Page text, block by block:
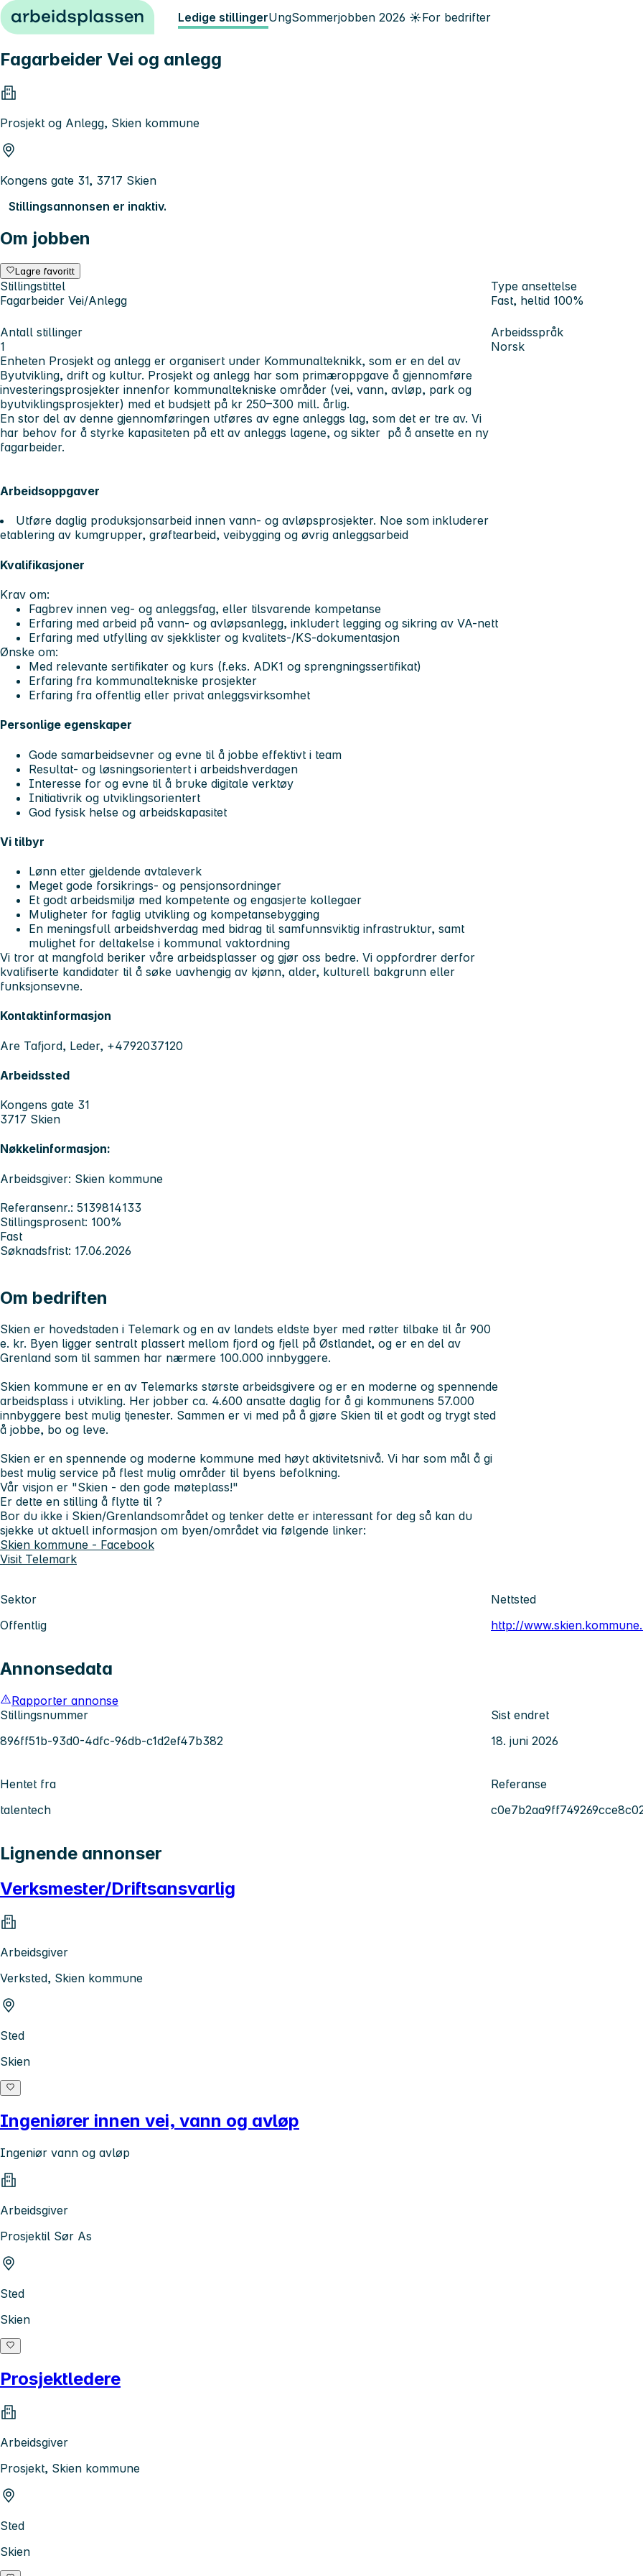
Hopp til innhold Ledige stillingerUngSommerjobben 2026 ☀️For bedrifter
Fagarbeider Vei og anlegg
Prosjekt og Anlegg, Skien kommune
Kongens gate 31, 3717 Skien
Stillingsannonsen er inaktiv.
Om jobben
Lagre favoritt
Stillingstittel
Fagarbeider Vei/Anlegg
Type ansettelse
Fast, heltid 100%
Antall stillinger
1
Arbeidsspråk
Norsk
Enheten Prosjekt og anlegg er organisert under Kommunalteknikk, som er en del av
Byutvikling, drift og kultur. Prosjekt og anlegg har som primæroppgave å gjennomføre
investeringsprosjekter innenfor kommunaltekniske områder (vei, vann, avløp, park og
byutviklingsprosjekter) med et budsjett på kr 250–300 mill. årlig.
En stor del av denne gjennomføringen utføres av egne anleggs lag, som det er tre av. Vi
har behov for å styrke kapasiteten på ett av anleggs lagene, og sikter på å ansette en ny
fagarbeider.
Arbeidsoppgaver
Utføre daglig produksjonsarbeid innen vann- og avløpsprosjekter. Noe som inkluderer
etablering av kumgrupper, grøftearbeid, veibygging og øvrig anleggsarbeid
Kvalifikasjoner
Krav om:
Fagbrev innen veg- og anleggsfag, eller tilsvarende kompetanse
Erfaring med arbeid på vann- og avløpsanlegg, inkludert legging og sikring av VA-nett
Erfaring med utfylling av sjekklister og kvalitets-/KS-dokumentasjon
Ønske om:
Med relevante sertifikater og kurs (f.eks. ADK1 og sprengningssertifikat)
Erfaring fra kommunaltekniske prosjekter
Erfaring fra offentlig eller privat anleggsvirksomhet
Personlige egenskaper
Gode samarbeidsevner og evne til å jobbe effektivt i team
Resultat- og løsningsorientert i arbeidshverdagen
Interesse for og evne til å bruke digitale verktøy
Initiativrik og utviklingsorientert
God fysisk helse og arbeidskapasitet
Vi tilbyr
Lønn etter gjeldende avtaleverk
Meget gode forsikrings- og pensjonsordninger
Et godt arbeidsmiljø med kompetente og engasjerte kollegaer
Muligheter for faglig utvikling og kompetansebygging
En meningsfull arbeidshverdag med bidrag til samfunnsviktig infrastruktur, samt
mulighet for deltakelse i kommunal vaktordning
Vi tror at mangfold beriker våre arbeidsplasser og gjør oss bedre. Vi oppfordrer derfor
kvalifiserte kandidater til å søke uavhengig av kjønn, alder, kulturell bakgrunn eller
funksjonsevne.
Kontaktinformasjon
Are Tafjord, Leder, +4792037120
Arbeidssted
Kongens gate 31
3717 Skien
Nøkkelinformasjon:
Arbeidsgiver: Skien kommune
Referansenr.: 5139814133
Stillingsprosent: 100%
Fast
Søknadsfrist: 17.06.2026
Om bedriften
Skien er hovedstaden i Telemark og en av landets eldste byer med røtter tilbake til år 900
e. kr. Byen ligger sentralt plassert mellom fjord og fjell på Østlandet, og er en del av
Grenland som til sammen har nærmere 100.000 innbyggere.
Skien kommune er en av Telemarks største arbeidsgivere og er en moderne og spennende
arbeidsplass i utvikling. Her jobber ca. 4.600 ansatte daglig for å gi kommunens 57.000
innbyggere best mulig tjenester. Sammen er vi med på å gjøre Skien til et godt og trygt sted
å jobbe, bo og leve.
Skien er en spennende og moderne kommune med høyt aktivitetsnivå. Vi har som mål å gi
best mulig service på flest mulig områder til byens befolkning.
Vår visjon er "Skien - den gode møteplass!"
Er dette en stilling å flytte til ?
Bor du ikke i Skien/Grenlandsområdet og tenker dette er interessant for deg så kan du
sjekke ut aktuell informasjon om byen/området via følgende linker:
Skien kommune - Facebook
Visit Telemark
Sektor
Offentlig
Nettsted
http://
Annonsedata
Rapporter annonse
Stillingsnummer
896ff51b-93d0-4dfc-96db-c1d2ef47b382
Sist endret
18. juni 2026
Hentet fra
talentech
Referanse
Lignende annonser
Verksmester/Driftsansvarlig
Arbeidsgiver
Verksted, Skien kommune
Sted
Skien
Ingeniører innen vei, vann og avløp
Ingeniør vann og avløp
Arbeidsgiver
Prosjektil Sør As
Sted
Skien
Prosjektledere
Arbeidsgiver
Prosjekt, Skien kommune
Sted
Skien